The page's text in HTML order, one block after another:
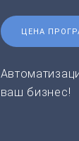
ЦЕНА
ваш бизнес!